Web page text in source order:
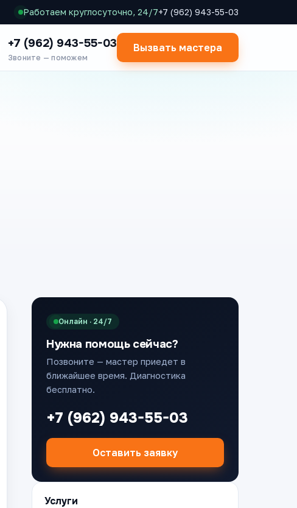
Работаем круглосуточно, 24/7+7 (962) 943-55-03
+7 (962) 943-55-03
Звоните — поможем
Вызвать мастера
Онлайн · 24/7
Нужна помощь сейчас?
Позвоните — мастер приедет в
ближайшее время. Диагностика
бесплатно.
+7 (962) 943-55-03
Оставить заявку
Услуги